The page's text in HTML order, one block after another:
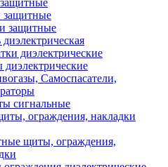
защитные
защитные
диэлектрические
диэлектрические
Самоспасатели,
сигнальные
ограждения, накладки
щиты, ограждения,